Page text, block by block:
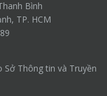
Bình
TP. HCM
Sở Thông tin và Truyền